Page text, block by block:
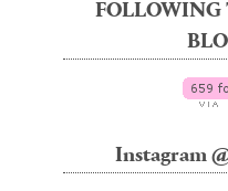
Instagram